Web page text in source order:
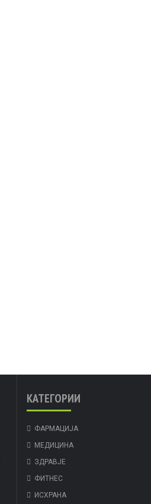
КАТЕГОРИИ
ФАРМАЦИЈА
МЕДИЦИНА
ЗДРАВЈЕ
ФИТНЕС
ИСХРАНА